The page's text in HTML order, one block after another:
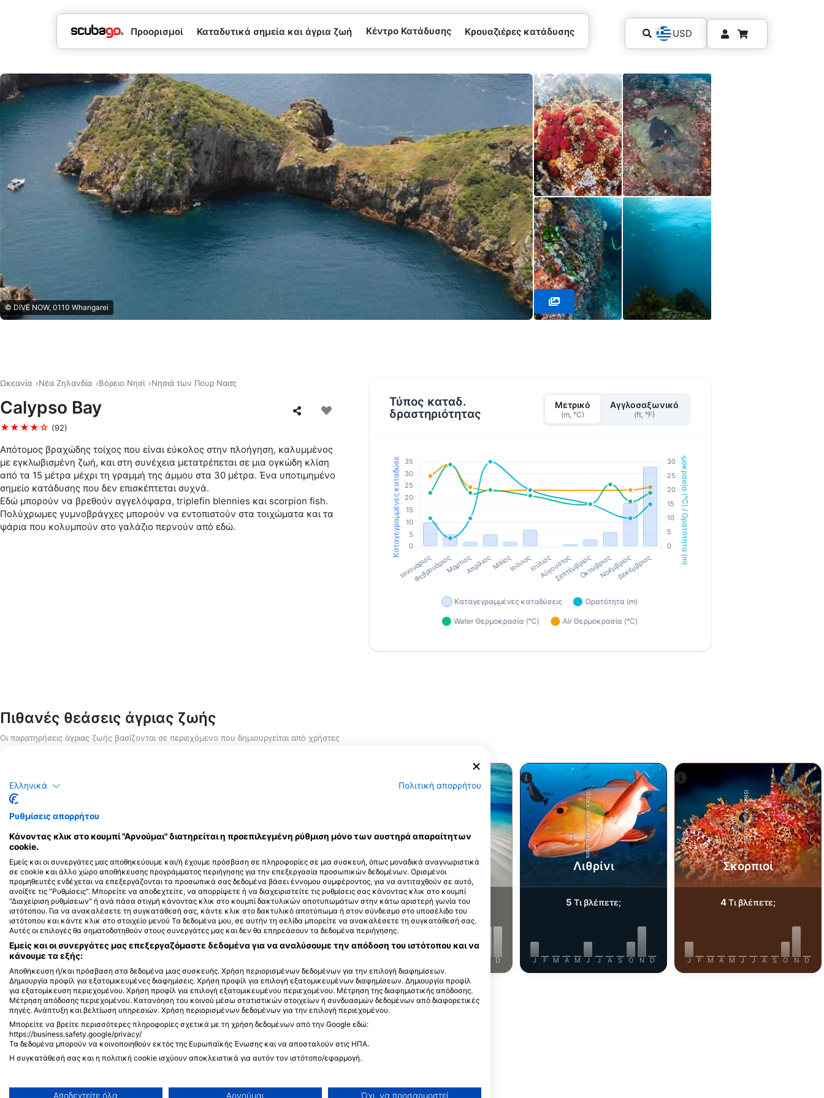
Προορισμοί Καταδυτικά σημεία και άγρια ​​ζωή Κέντρο Κατάδυσης Κρουαζιέρες κατάδυσης USD
© DIVE NOW, 0110 Whangarei
Ωκεανία Νέα Ζηλανδία Βόρειο Νησί Νησιά των Πουρ Ναιτς
Calypso Bay
★★★★☆ (92)
Απότομος βραχώδης τοίχος που είναι εύκολος στην πλοήγηση, καλυμμένος
με εγκλωβισμένη ζωή, και στη συνέχεια μετατρέπεται σε μια ογκώδη κλίση
από τα 15 μέτρα μέχρι τη γραμμή της άμμου στα 30 μέτρα. Ένα υποτιμημένο
σημείο κατάδυσης που δεν επισκέπτεται συχνά.
Εδώ μπορούν να βρεθούν αγγελόψαρα, triplefin blennies και scorpion fish.
Πολύχρωμες γυμνοβράγχες μπορούν να εντοπιστούν στα τοιχώματα και τα
ψάρια που κολυμπούν στο γαλάζιο περνούν από εδώ.
Τύπος καταδ.
δραστηριότητας
Μετρικό
(m, °C)
Αγγλοσαξωνικό
(ft, °F)
Πιθανές θεάσεις άγριας ζωής
Οι παρατηρήσεις άγριας ζωής βασίζονται σε περιεχόμενο που δημιουργείται από χρήστες
Alamy-WaterFrame
Σμέρνα
5Τι βλέπετε;
J F
iStock/ultramarinfoto
Γύλοι
3Τι βλέπετε;
iStock/Extreme-Photographer
Σαλάχια
7Τι βλέπετε;
D
iStock-Rainer von Brandis
Λιθρίνι
5 Τι βλέπετε;
J F M A M J J A S O N D
iStock-Miguel-Angelo-Silva.
Σκορπιοί
4Τι βλέπετε;
J F M A M J J A S O N D
Κέντρα κατάδυσης που εξυπηρετούν αυτό το σημείο κατάδυσης
Ελληνικά Πολιτική απορρήτου
Ρυθμίσεις απορρήτου
Κάνοντας κλικ στο κουμπί "Αρνούμαι" διατηρείται η προεπιλεγμένη ρύθμιση μόνο των αυστηρά απαραίτητων
cookie.
Εμείς και οι συνεργάτες μας αποθηκεύουμε και/ή έχουμε πρόσβαση σε πληροφορίες σε μια συσκευή, όπως μοναδικά αναγνωριστικά
σε cookie και άλλο χώρο αποθήκευσης προγράμματος περιήγησης για την επεξεργασία προσωπικών δεδομένων. Ορισμένοι
προμηθευτές ενδέχεται να επεξεργάζονται τα προσωπικά σας δεδομένα βάσει έννομου συμφέροντος, για να αντιταχθούν σε αυτό,
ανοίξτε τις "Ρυθμίσεις". Μπορείτε να αποδεχτείτε, να απορρίψετε ή να διαχειριστείτε τις ρυθμίσεις σας κάνοντας κλικ στο κουμπί
"Διαχείριση ρυθμίσεων" ή ανά πάσα στιγμή κάνοντας κλικ στο κουμπί δακτυλικών αποτυπωμάτων στην κάτω αριστερή γωνία του
ιστότοπου. Για να ανακαλέσετε τη συγκατάθεσή σας, κάντε κλικ στο δακτυλικό αποτύπωμα ή στον σύνδεσμο στο υποσέλιδο του
ιστότοπου και κάντε κλικ στο στοιχείο μενού Τα δεδομένα μου, σε αυτήν τη σελίδα μπορείτε να ανακαλέσετε τη συγκατάθεσή σας.
Αυτές οι επιλογές θα σηματοδοτηθούν στους συνεργάτες μας και δεν θα επηρεάσουν τα δεδομένα περιήγησης.
Εμείς και οι συνεργάτες μας επεξεργαζόμαστε δεδομένα για να αναλύσουμε την απόδοση του ιστότοπου και να
κάνουμε τα εξής:
Αποθήκευση ή/και πρόσβαση στα δεδομένα μιας συσκευής. Χρήση περιορισμένων δεδομένων για την επιλογή διαφημίσεων.
Δημιουργία προφίλ για εξατομικευμένες διαφημίσεις. Χρήση προφίλ για επιλογή εξατομικευμένων διαφημίσεων. Δημιουργία προφίλ
για εξατομίκευση περιεχομένου. Χρήση προφίλ για επιλογή εξατομικευμένου περιεχομένου. Μέτρηση της διαφημιστικής απόδοσης.
Μέτρηση απόδοσης περιεχομένου. Κατανόηση του κοινού μέσω στατιστικών στοιχείων ή συνδυασμών δεδομένων από διαφορετικές
πηγές. Ανάπτυξη και βελτίωση υπηρεσιών. Χρήση περιορισμένων δεδομένων για την επιλογή περιεχομένου.
Μπορείτε να βρείτε περισσότερες πληροφορίες σχετικά με τη χρήση δεδομένων από την Google εδώ:
https://business.safety.google/privacy/
Τα δεδομένα μπορούν να κοινοποιηθούν εκτός της Ευρωπαϊκής Ένωσης και να αποσταλούν στις ΗΠΑ.
Η συγκατάθεσή σας και η πολιτική cookie ισχύουν αποκλειστικά για αυτόν τον ιστότοπο/εφαρμογή.
Χρησιμοποιούμε τα δεδομένα σας για τους ακόλουθους σκοπούς:
Αποδεχτείτε όλα Αρνούμαι Όχι, να προσαρμοστεί